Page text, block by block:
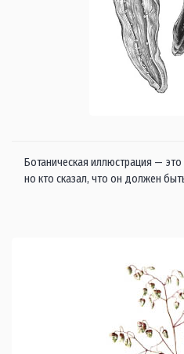
Ботаническая иллюстрация —
но кто сказал, что он должен